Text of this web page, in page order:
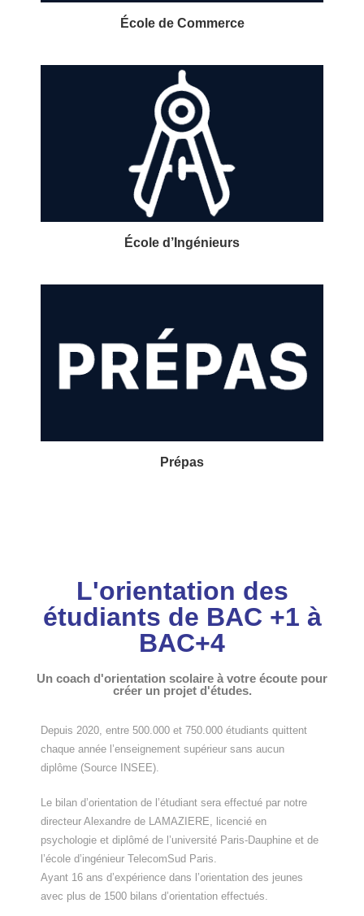
École de Commerce
École d’Ingénieurs
Prépas
L'orientation des
étudiants de BAC +1 à
BAC+4
Un coach d'orientation scolaire à votre écoute pour
créer un projet d'études.
Depuis 2020, entre 500.000 et 750.000 étudiants quittent
chaque année l’enseignement supérieur sans aucun
diplôme (Source INSEE).
Le bilan d’orientation de l’étudiant sera effectué par notre
directeur Alexandre de LAMAZIERE, licencié en
psychologie et diplômé de l’université Paris-Dauphine et de
l’école d’ingénieur TelecomSud Paris.
Ayant 16 ans d’expérience dans l’orientation des jeunes
avec plus de 1500 bilans d’orientation effectués.